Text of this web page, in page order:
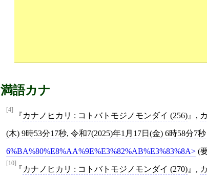
満語カナ
[4]
カナノヒカリ : コトバトモジノモンダイ (256) ,
(木) 9時53分17秒, 令和7(2025)年1月17日(金) 6時58分7秒
6%BA%80%E8%AA%9E%E3%82%AB%E3%83%8A (
[10]
カナノヒカリ : コトバトモジノモンダイ (270) ,